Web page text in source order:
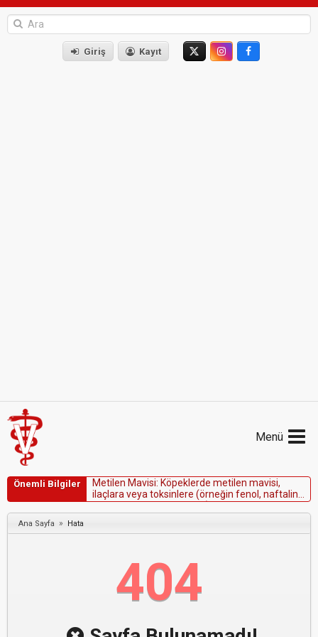
Giriş Kayıt
Menü
Önemli Bilgiler Meti en Mavisi: Köpekerde meti en mavisi,
i açara veya toksin ere (örneğin feno , nafta in
hidroksiüre,fenazopiridin)bağlı
methemoglobineminintedavisinde
Ana Sayfa » Hata
404